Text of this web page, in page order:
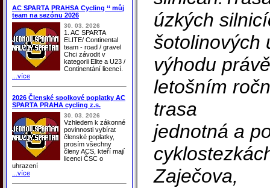
AC SPARTA PRAHSA Cycling ‘‘ můj
team na sezónu 2026
30. 03. 2026
1. AC SPARTA
ELITE/ Continental
team - road / gravel
Chci závodit v
kategorii Elite a U23 /
Continentání licencí.
...více
2026 Členské spolkové poplatky AC
SPARTA PRAHA cycling z.s.
30. 03. 2026
Vzhledem k zákonné
povinnosti vybírat
členské poplatky,
prosím všechny
členy ACS, kteří mají
licenci ČSC o
uhrazení
...více
úzkých
šotolinových
výhodu
letošním
trasa
jednotná a
Zaječova,